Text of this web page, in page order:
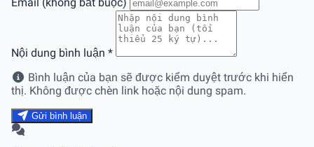
Nội dung bình luận *
Bình luận của bạn sẽ được kiểm duyệt trước khi hiển
thị. Không được chèn link hoặc nội dung spam.
Gửi bình luận